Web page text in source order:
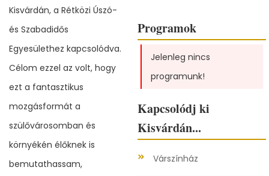
Kisvárdán, a Rétközi Úszó-
és Szabadidős
Egyesülethez kapcsolódva.
Célom ezzel az volt, hogy
ezt a fantasztikus
mozgásformát a
szülővárosomban és
környékén élőknek is
bemutathassam,
Programok
Jelenleg nincs
programunk!
Kapcsolódj ki
Kisvárdán...
Várszínház